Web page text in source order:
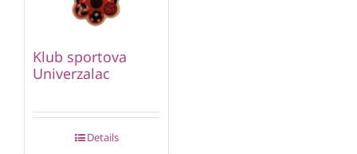
Klub sportova
Univerzalac
Details